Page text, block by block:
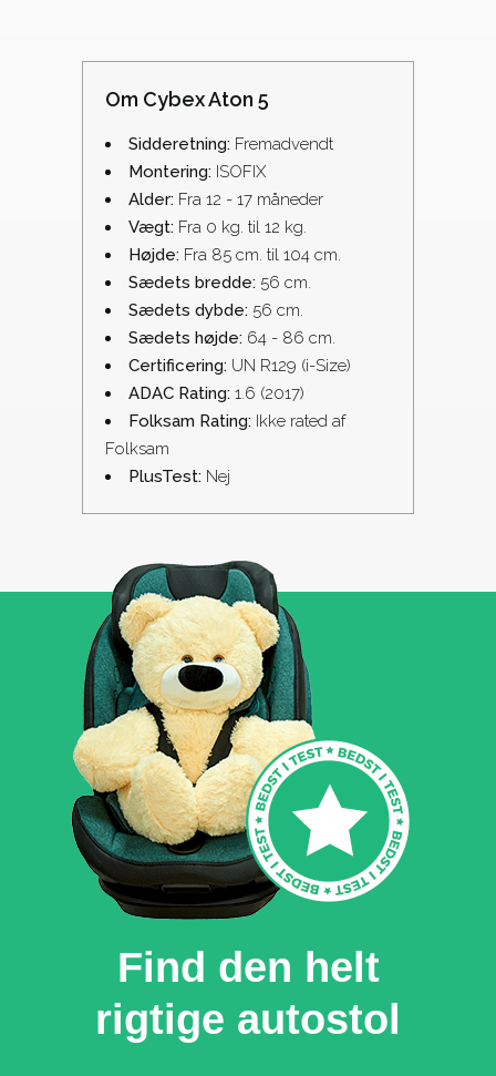
Om Cybex Aton 5
Sidderetning: Fremadvendt
Montering: ISOFIX
Alder: Fra 12 - 17 måneder
Vægt: Fra 0 kg. til 12 kg.
Højde: Fra 85 cm. til 104 cm.
Sædets bredde: 56 cm.
Sædets dybde: 56 cm.
Sædets højde: 64 - 86 cm.
Certificering: UN R129 (i-Size)
ADAC Rating: 1.6 (2017)
Folksam Rating: Ikke rated af
Folksam
PlusTest: Nej
Find den helt
rigtige autostol